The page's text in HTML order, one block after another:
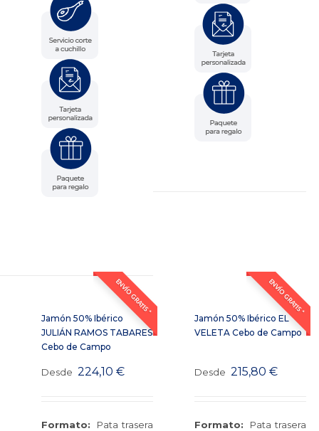
ENVÍO GRATIS *
Jamón 50% Ibérico
JULIÁN RAMOS TABARES
Cebo de Campo
Desde 224,10€
Formato: Pata trasera
ENVÍO GRATIS *
Jamón 50% Ibérico EL
VELETA Cebo de Campo
Desde 215,80€
Formato: Pata trasera